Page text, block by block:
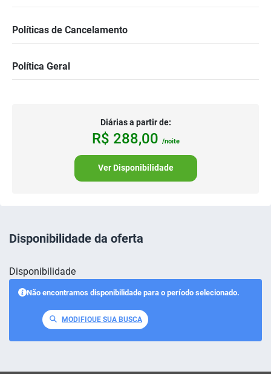
Políticas de Cancelamento
Política Geral
Diárias a partir de:
R$ 288,00 /noite
Ver Disponibilidade
Disponibilidade da oferta
Disponibilidade
Não encontramos disponibilidade para o período selecionado.
MODIFIQUE SUA BUSCA